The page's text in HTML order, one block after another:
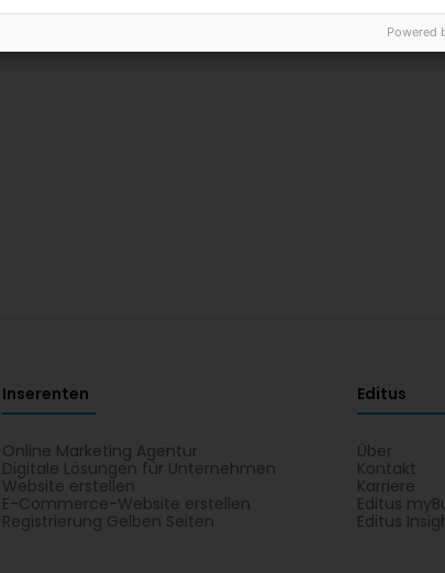
Inserenten
Online Marketing Agentur
Digitale Lösungen für Unternehmen
Website erstellen
E-Commerce-Website erstellen
Registrierung Gelben Seiten
Editus
Über
Kontakt
Karriere
Editus
Editus
Powered